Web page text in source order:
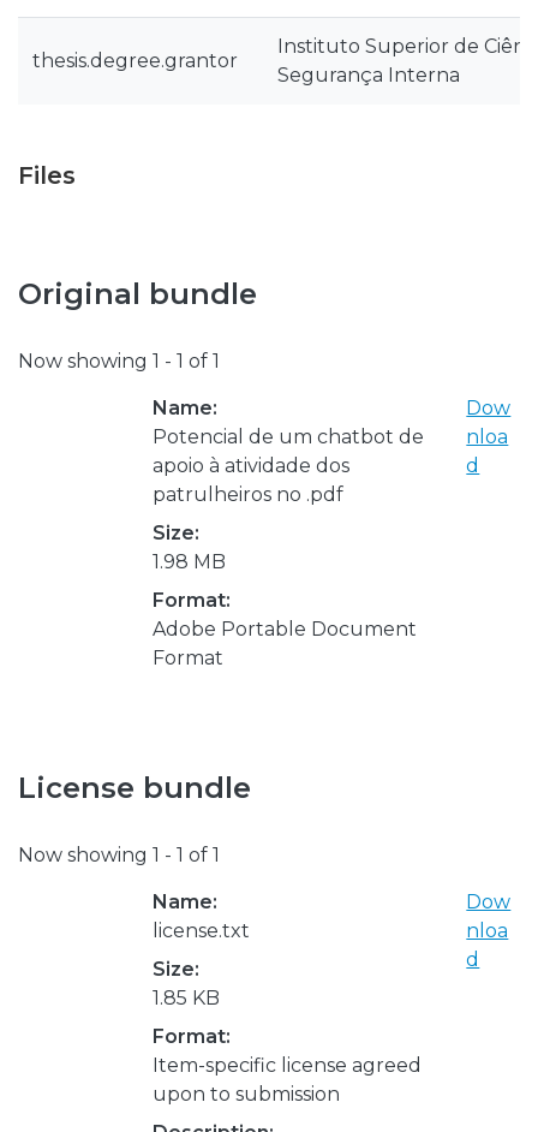
thesis.degree.grantor
Instituto Superior de
Segurança Interna
Files
Original bundle
Now showing 1 - 1 of 1
Name:
Potencial de um chatbot de
apoio à atividade dos
patrulheiros no .pdf
Size:
1.98 MB
Format:
Adobe Portable Document
Format
Dow
nloa
d
License bundle
Now showing 1 - 1 of 1
Name:
license.txt
Size:
1.85 KB
Format:
Item-specific license agreed
upon to submission
Dow
nloa
d